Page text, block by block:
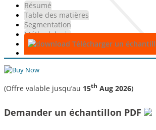
Résumé
Table des matières
Segmentation
Méthodologie
Télécharger un
(Offre valable jusqu’au 15th Aug 2026)
Demander un échantillon PDF